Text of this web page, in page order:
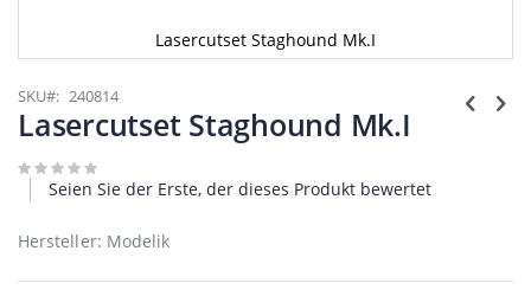
Lasercutset Staghound Mk.I
Anfang
der
Bildgalerie
SKU 240814
Lasercutset Staghound Mk.I
Seien Sie der Erste, der dieses Produkt bewertet
Hersteller: Modelik